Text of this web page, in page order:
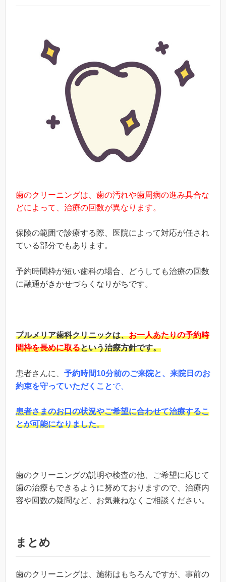
歯のクリーニングは、歯の汚れや歯周病の進み具合な
どによって、治療の回数が異なります。
保険の範囲で診療する際、医院によって対応が任され
ている部分でもあります。
予約時間枠が短い歯科の場合、どうしても治療の回数
に融通がきかせづらくなりがちです。
プルメリア歯科クリニックは、お一人あたりの予約時
間枠を長めに取るという治療方針です。
患者さんに、 予約時間10分前のご来院と、来院日のお
約束を守っていただくことで、
患者さまのお口の状況やご希望に合わせて治療するこ
とが可能になりました。
歯のクリーニングの説明や検査の他、ご希望に応じて
歯の治療もできるように努めておりますので、治療内
容や回数の疑問など、お気兼ねなくご相談ください。
まとめ
歯のクリーニングは、施術はもちろんですが、事前の